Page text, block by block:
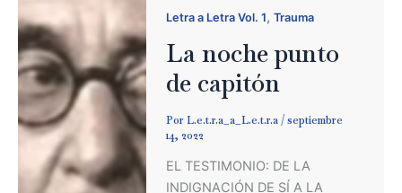
Letra a Letra Vol. 1, Trauma
La noche punto
de capitón
Por L.e.t.r.a_a_L.e.t.r.a / septiembre
14, 2022
EL TESTIMONIO: DE LA
INDIGNACIÓN DE SÍ A LA